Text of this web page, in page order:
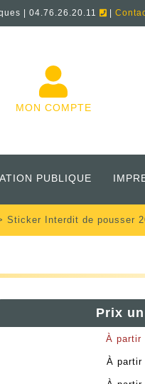
| 04.76.26.20.11 |
MON COMPTE
PUBLIQUE
Sticker Interdit de pousser
Prix
À
À